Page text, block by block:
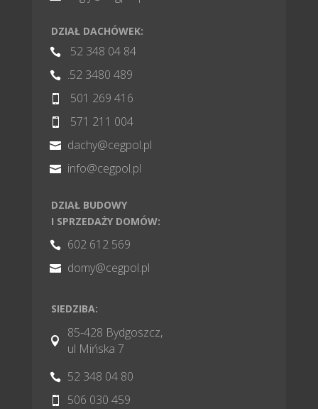
DZIAŁ DACHÓWEK:
 52 348 04 84
 .52 3480 489
 501 269 416
 571 211 004
 dachy@cegpol.pl
 info@cegpol.pl
DZIAŁ BUDOWY
I SPRZEDAŻY DOMÓW:
 602 612 569
 domy@cegpol.pl
SIEDZIBA:

85-428 Bydgoszcz,
ul Mińska 7
 52 348 04 80
 506 030 459